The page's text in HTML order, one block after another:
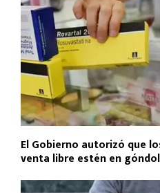
El Gobierno autorizó que
venta libre estén en